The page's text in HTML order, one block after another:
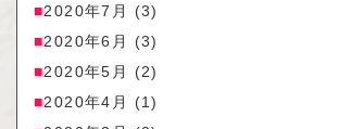
2020年7月
(3)
2020年6月
(3)
2020年5月
(2)
2020年4月
(1)